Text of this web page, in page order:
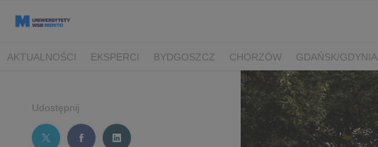
AKTUALNOŚCI EKSPERCI BYDGOSZCZ CHORZÓW GDAŃSK/GDYNIA
Udostępnij